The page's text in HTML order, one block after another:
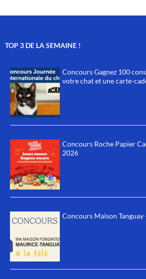
TOP 3 DE LA SEMAINE !
Concours Gagnez 100
votre chat et une carte-
Concours Roche Papier
2026
Concours Maison